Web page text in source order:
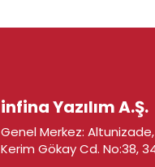
infina Yazılım A.Ş.
Genel Merkez:
Kerim Gökay Cd. No:38,